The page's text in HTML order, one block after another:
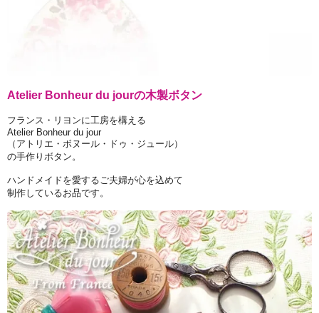
Atelier Bonheur du jourの木製ボタン
フランス・リヨンに工房を構える
Atelier Bonheur du jour
（アトリエ・ボヌール・ドゥ・ジュール）
の手作りボタン。
ハンドメイドを愛するご夫婦が心を込めて
制作しているお品です。